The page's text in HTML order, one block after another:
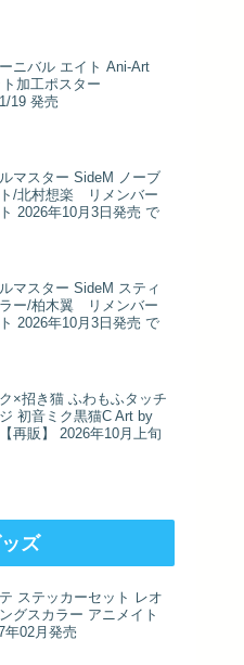
ニバル エイト Ani-Art
加工ポスター
19 発売
マスター SideM ノーブ
/北村想楽 リメンバー
2026年10月3日発売 で
マスター SideM スティ
ー/柏木翼 リメンバー
2026年10月3日発売 で
×招き猫 ふわもふタッチ
初音ミク黒猫C Art by
再販】 2026年10月上旬
ズ
ステッカーセット レオ
グスカラー アニメイト
年02月発売